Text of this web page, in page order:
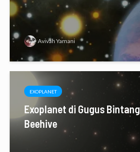
Avivah Yamani
EXOPLANET
Exoplanet di Gugus Bintang
Beehive